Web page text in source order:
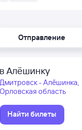
Отправление
в Алёшинку
Дмитровск - Алёшинка,
Орловская область
Найти билеты